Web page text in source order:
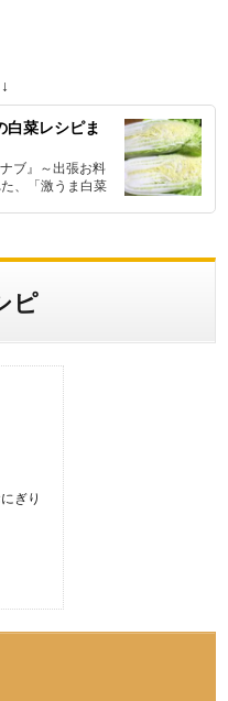
白菜レシピま
ブ』～出張お料
、「激うま白菜
ピ
ぎり